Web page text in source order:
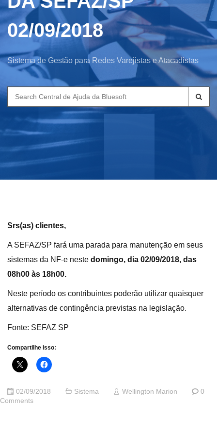
02/09/2018
Sistema de Gestão para Redes Varejistas e Atacadistas
Search
for:
Srs(as) clientes,
A SEFAZ/SP fará uma parada para manutenção em seus
sistemas da NF-e neste domingo, dia 02/09/2018, das
08h00 às 18h00.
Neste período os contribuintes poderão utilizar quaisquer
alternativas de contingência previstas na legislação.
Fonte: SEFAZ SP
Compartilhe isso:
02/09/2018 Sistema Wellington Marion
0
Comments